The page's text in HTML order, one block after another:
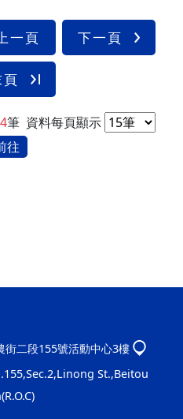
一頁 下一頁
筆 資料每頁顯示
往
街二段155號活動中心3樓
St.,Beitou